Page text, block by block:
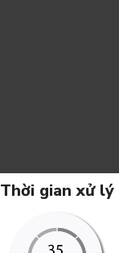
Thời gian xử lý